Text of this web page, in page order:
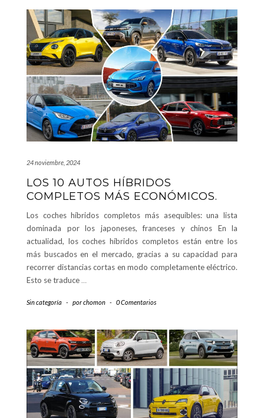
24 noviembre, 2024
LOS 10 AUTOS HÍBRIDOS
COMPLETOS MÁS ECONÓMICOS.
Los coches híbridos completos más asequibles: una lista
dominada por los japoneses, franceses y chinos En la
actualidad, los coches híbridos completos están entre los
más buscados en el mercado, gracias a su capacidad para
recorrer distancias cortas en modo completamente eléctrico.
Esto se traduce …
Sin categoría - porchomon - 0 Comentarios